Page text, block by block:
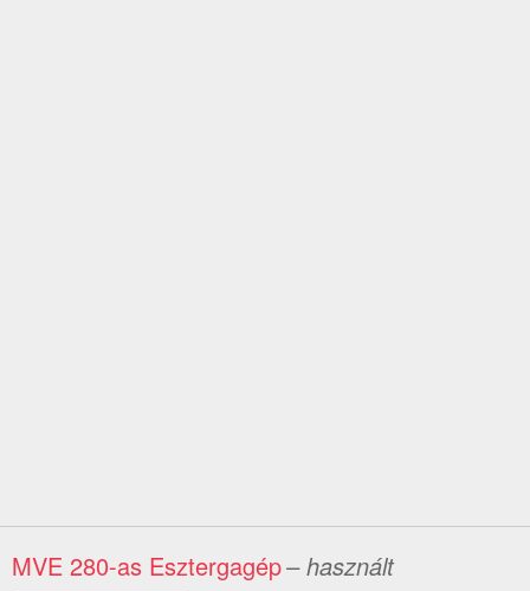
MVE 280-as Esztergagép– használt